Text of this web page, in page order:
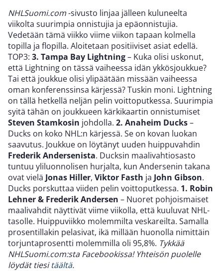
NHLSuomi.com-sivusto linjaa jälleen kuluneelta
viikolta suurimpia onnistujia ja epäonnistujia.
Vedetään tämä viikko viime viikon tapaan kolmella
topilla ja flopilla. Aloitetaan positiiviset asiat edellä.
TOP3: 3. Tampa Bay Lightning– Kuka olisi uskonut,
että Lightning on tässä vaiheessa idän ykkösjoukkue?
Tai että joukkue olisi ylipäätään missään vaiheessa
oman konferenssinsa kärjessä? Tuskin moni. Lightning
on tällä hetkellä neljän pelin voittoputkessa. Suurimpia
syitä tähän on joukkueen kärkikaartin onnistumiset
Steven Stamkosin johdolla. 2. Anaheim Ducks–
Ducks on koko NHL:n kärjessä. Se on kovan luokan
saavutus. Joukkue on löytänyt uuden huippuvahdin
Frederik Andersenista. Ducksin maalivahtiosasto
tuntuu yliluonnolisen hurjalta, kun Andersenin takana
ovat vielä Jonas Hiller, Viktor Fasth ja John Gibson.
Ducks porskuttaa viiden pelin voittoputkessa. 1. Robin
Lehner & Frederik Andersen – Nuoret pohjoismaiset
maalivahdit näyttivät viime viikolla, että kuuluvat NHL-
tasolle. Huippuviikko molemmilta veskareilta. Samalla
prosentillakin pelasivat, ikä millään huonolla nimittäin
torjuntaprosentti molemmilla oli 95,8%. Tykkää
NHLSuomi.com:sta Facebookissa! Yhteisön puolelle
löydät tiesitäältä.